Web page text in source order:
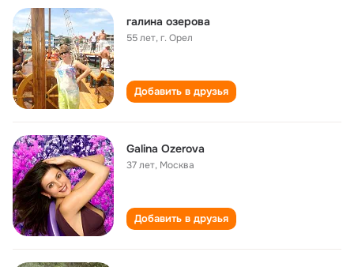
галина озерова
55 лет,г. Орел
Добавить в друзья
Galina Ozerova
37 лет, Москва
Добавить в друзья